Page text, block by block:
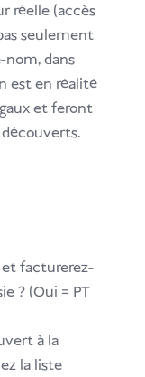
réelle (accès
seulement
nom, dans
est en réalité
et feront
et facturerez-
? (Oui = PT
à la
la liste